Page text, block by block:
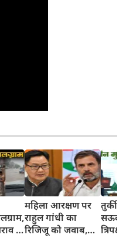
से
महिला आरक्षण पर
राहुल गांधी का
रिजिजू को जवाब,
तुर्की,
सऊदी